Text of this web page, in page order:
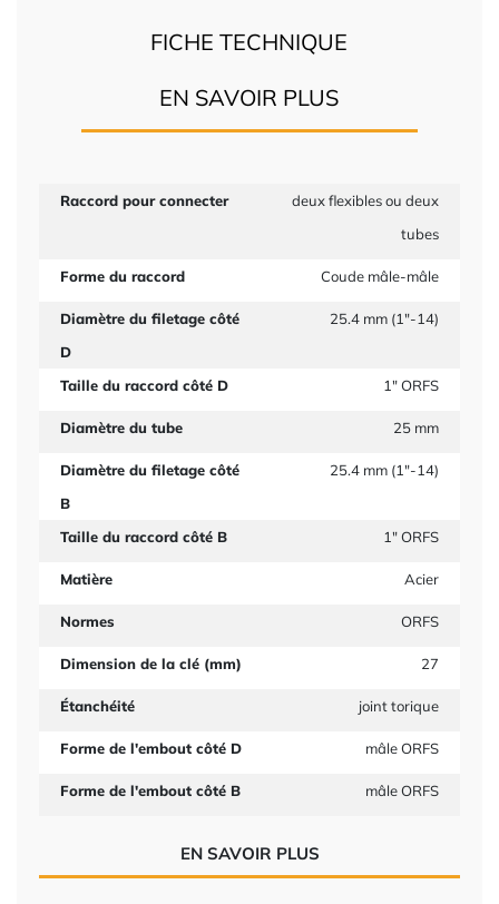
FICHE TECHNIQUE
EN SAVOIR PLUS
Raccord pour connecter
deux flexibles ou deux
tubes
Forme du raccord Coude mâle-mâle
Diamètre du filetage côté
D
25.4 mm (1"-14)
Taille du raccord côté D 1" ORFS
Diamètre du tube 25 mm
Diamètre du filetage côté
B
25.4 mm (1"-14)
Taille du raccord côté B 1" ORFS
Matière Acier
Normes ORFS
Dimension de la clé (mm) 27
Étanchéité joint torique
Forme de l'embout côté D mâle ORFS
Forme de l'embout côté B mâle ORFS
EN SAVOIR PLUS